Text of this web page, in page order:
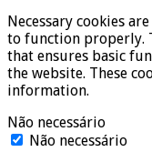
Necessary cookies
to function properly.
that ensures basic
the website. These
information.
Não necessário
Não necessário